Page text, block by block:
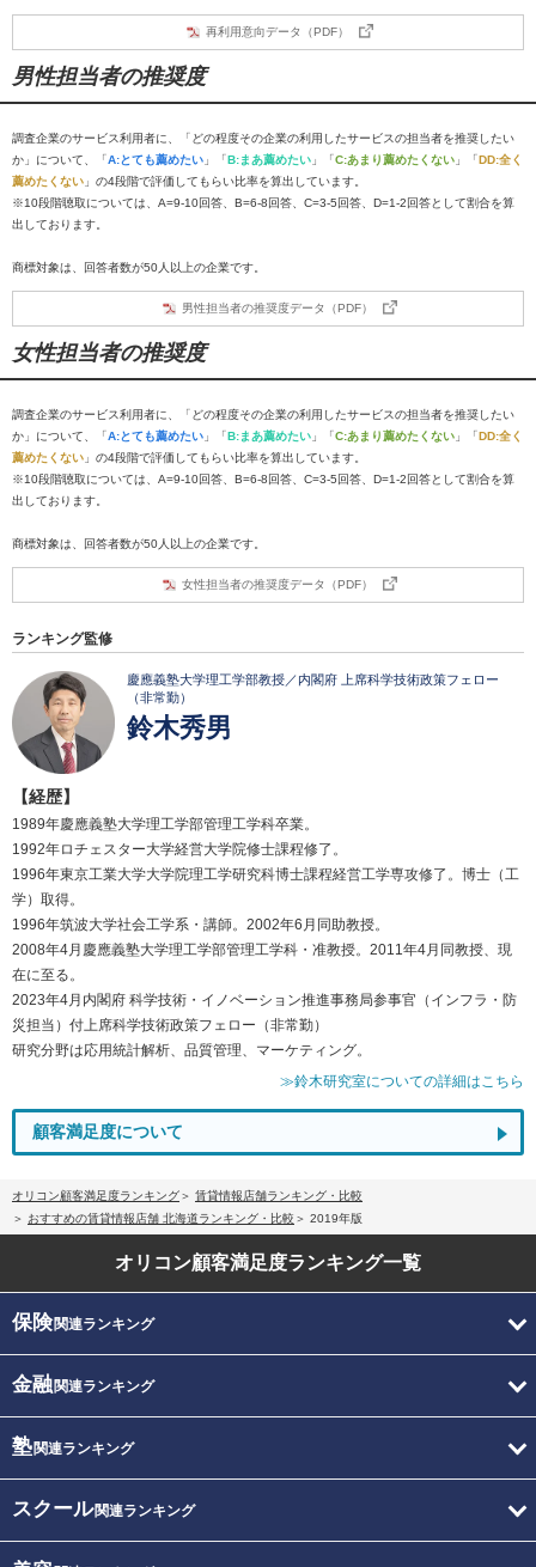
再利用意向データ（PDF）
男性担当者の推奨度
調査企業のサービス利用者に、「どの程度その企業の利用したサービスの担当者を推奨したい
か」について、「A:とても薦めたい 」「B:まあ薦めたい 」「C:あまり薦めたくない 」「DD:全く
薦めたくない 」の4段階で評価してもらい比率を算出しています。
※10段階聴取については、A=9-10回答、B=6-8回答、C=3-5回答、D=1-2回答として割合を算
出しております。
商標対象は、回答者数が50人以上の企業です。
男性担当者の推奨度データ（PDF）
女性担当者の推奨度
調査企業のサービス利用者に、「どの程度その企業の利用したサービスの担当者を推奨したい
か」について、「A:とても薦めたい 」「B:まあ薦めたい 」「C:あまり薦めたくない 」「DD:全く
薦めたくない 」の4段階で評価してもらい比率を算出しています。
※10段階聴取については、A=9-10回答、B=6-8回答、C=3-5回答、D=1-2回答として割合を算
出しております。
商標対象は、回答者数が50人以上の企業です。
女性担当者の推奨度データ（PDF）
ランキング監修
慶應義塾大学理工学部教授／内閣府 上席科学技術政策フェロー
（非常勤）
鈴木秀男
【経歴】
1989年慶應義塾大学理工学部管理工学科卒業。
1992年ロチェスター大学経営大学院修士課程修了。
1996年東京工業大学大学院理工学研究科博士課程経営工学専攻修了。博士（工
学）取得。
1996年筑波大学社会工学系・講師。2002年6月同助教授。
2008年4月慶應義塾大学理工学部管理工学科・准教授。2011年4月同教授、現
在に至る。
2023年4月内閣府 科学技術・イノベーション推進事務局参事官（インフラ・防
災担当）付上席科学技術政策フェロー（非常勤）
研究分野は応用統計解析、品質管理、マーケティング。
≫鈴木研究室についての詳細はこちら
顧客満足度について
オリコン顧客満足度ランキング
賃貸情報店舗ランキング・比較
おすすめの賃貸情報店舗 北海道ランキング・比較
2019年版
オリコン顧客満足度ランキング一覧
保険関連ランキング
金融関連ランキング
塾関連ランキング
スクール関連ランキング